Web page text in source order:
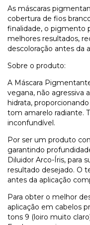
As máscaras
cobertura de fios
finalidade, o pigmento
melhores resultados,
descoloração antes da
Sobre o produto:
A Máscara
vegana, não agressiva
hidrata,
tom amarelo radiante.
inconfundível.
Por ser um produto
garantindo
Diluidor Arco-Íris, para
resultado desejado. O
antes da aplicação
Para obter o melhor
aplicação em cabelos
tons 9 (loiro muito